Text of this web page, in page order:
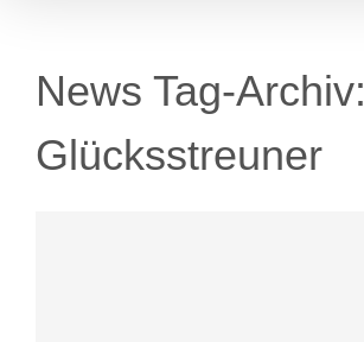
News Tag-Archiv:
Glücksstreuner